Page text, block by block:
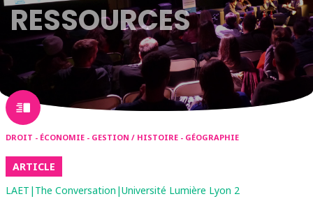
RESSOURCES
DROIT - ÉCONOMIE - GESTION / HISTOIRE - GÉOGRAPHIE
ARTICLE
LAET|The Conversation|Université Lumière Lyon 2